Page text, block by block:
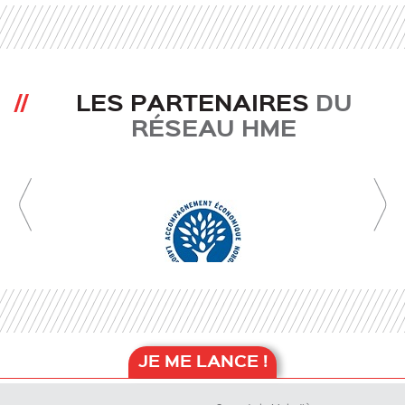
LES PARTENAIRES DU
RÉSEAU HME
JE ME LANCE !